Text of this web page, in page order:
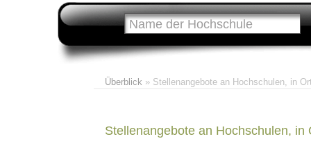
Überblick » Stellenangebote an Hochschulen, in
Stellenangebote an Hochschulen, in